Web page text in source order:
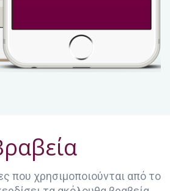
που χρησιμοποιούνται από το